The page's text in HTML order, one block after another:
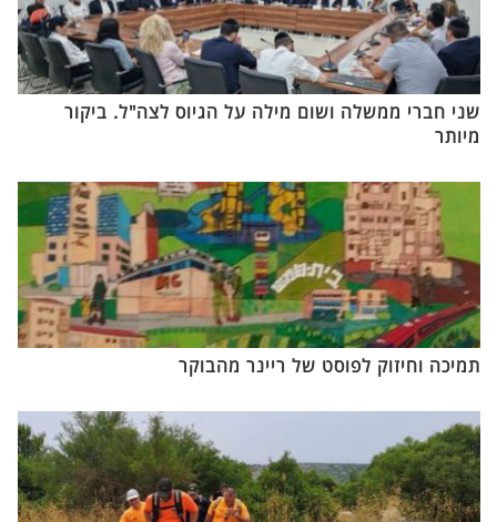
שני חברי ממשלה ושום מילה על הגיוס לצה"ל. ביקור
מיותר
תמיכה וחיזוק לפוסט של ריינר מהבוקר